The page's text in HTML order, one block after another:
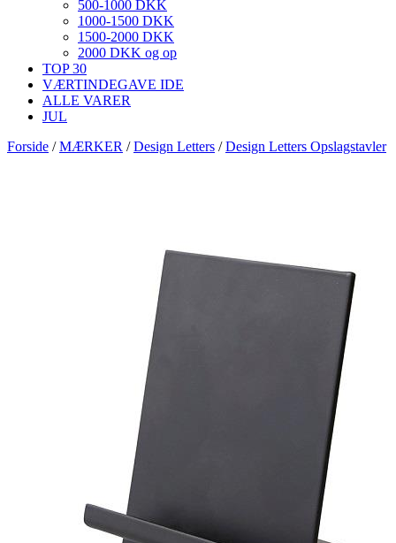
500-1000 DKK
1000-1500 DKK
1500-2000 DKK
2000 DKK og op
TOP 30
VÆRTINDEGAVE IDE
ALLE VARER
JUL
Forside /MÆRKER /Design Letters /Design Letters Opslagstavler